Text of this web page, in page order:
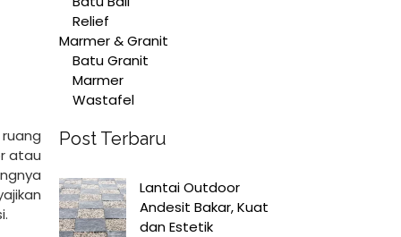
atau
Relief
Marmer & Granit
Batu Granit
Marmer
Wastafel
Post Terbaru
Lantai Outdoor
Andesit Bakar, Kuat
dan Estetik